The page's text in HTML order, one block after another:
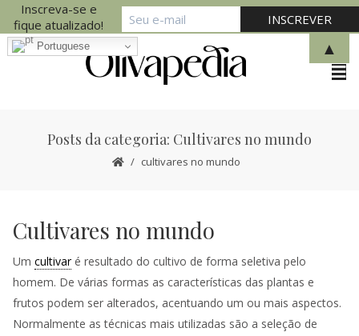
Posts da categoria: Cultivares no mundo
cultivares no mundo
Cultivares no mundo
Um cultivaré resultado do cultivo de forma seletiva pelo
homem. De várias formas as características das plantas e
frutos podem ser alterados, acentuando um ou mais aspectos.
Normalmente as técnicas mais utilizadas são a seleção de
Inscreva-se e
fique atualizado!
▲
Portuguese